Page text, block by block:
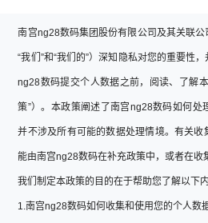
南宫ng28数码集团股份有限公司及其关联公
“我们”和“我们的”）深知隐私对您的重要性
ng28数码提交个人数据之前，阅读、了解
策”）。本政策阐述了南宫ng28数码如何处
并不涉及所有可能的数据处理情境。有关收
能由南宫ng28数码在补充政策中，或者在收
我们制定本政策的目的在于帮助您了解以下内
1.南宫ng28数码如何收集和使用您的个人数